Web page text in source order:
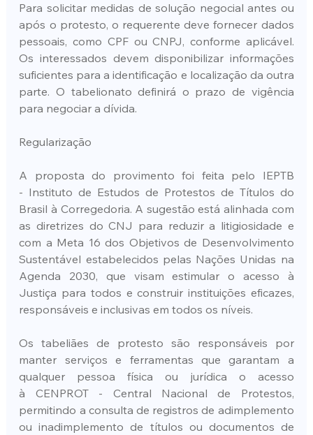
Para solicitar medidas de solução negocial antes ou
após o protesto, o requerente deve fornecer dados
pessoais, como CPF ou CNPJ, conforme aplicável.
Os interessados devem disponibilizar informações
suficientes para a identificação e localização da outra
parte. O tabelionato definirá o prazo de vigência
para negociar a dívida.
Regularização
A proposta do provimento foi feita pelo IEPTB
- Instituto de Estudos de Protestos de Títulos do
Brasil à Corregedoria. A sugestão está alinhada com
as diretrizes do CNJ para reduzir a litigiosidade e
com a Meta 16 dos Objetivos de Desenvolvimento
Sustentável estabelecidos pelas Nações Unidas na
Agenda 2030, que visam estimular o acesso à
Justiça para todos e construir instituições eficazes,
responsáveis e inclusivas em todos os níveis.
Os tabeliães de protesto são responsáveis por
manter serviços e ferramentas que garantam a
qualquer pessoa física ou jurídica o acesso
à CENPROT - Central Nacional de Protestos,
permitindo a consulta de registros de adimplemento
ou inadimplemento de títulos ou documentos de